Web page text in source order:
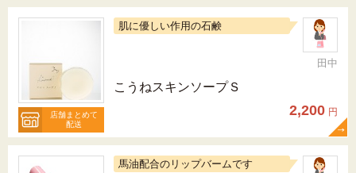
店舗まとめて
配送
肌に優しい作用の石鹸
田中
こうねスキンソープＳ
2,200 円
馬油配合のリップバームです